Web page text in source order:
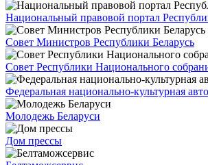
Национальный правовой портал
Совет Министров Республики Беларусь
Совет Республики Национального
Федеральная национально-культурная
Молодежь Беларуси
Дом прессы